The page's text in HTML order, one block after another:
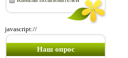
javascript://
Наш опрос